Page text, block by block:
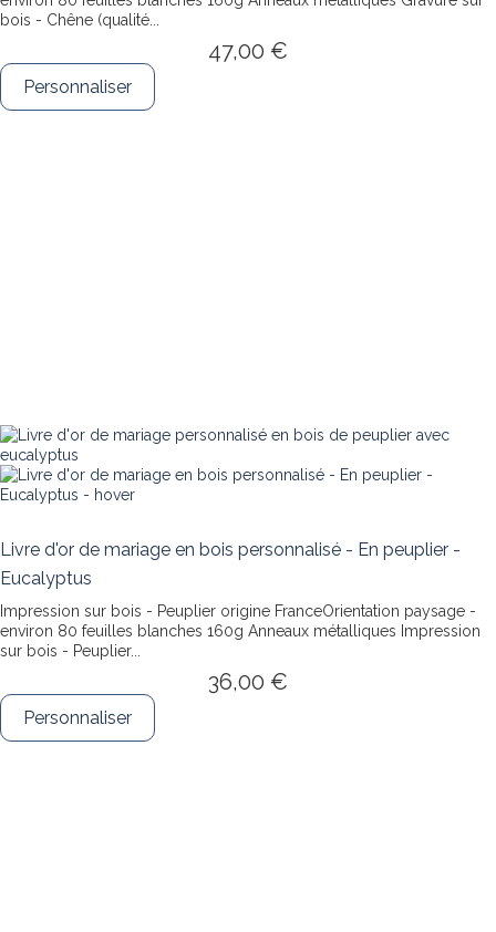
bois - Chêne (qualité...
47,00 €
Personnaliser
Livre d'or de mariage en bois personnalisé - En peuplier -
Eucalyptus
Impression sur bois - Peuplier origine FranceOrientation paysage -
environ 80 feuilles blanches 160g Anneaux métalliques Impression
sur bois - Peuplier...
36,00 €
Personnaliser